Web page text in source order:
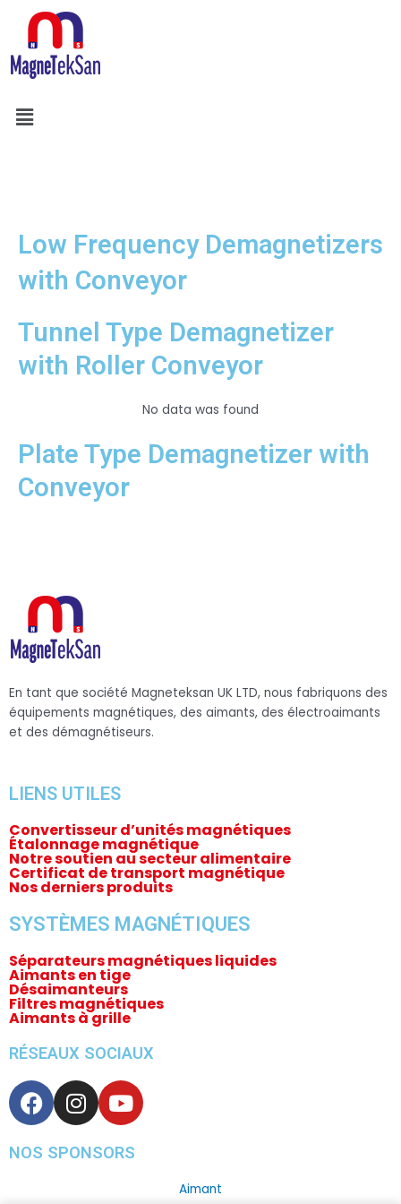
contenu
Menu
Low Frequency Demagnetizers
with Conveyor
Tunnel Type Demagnetizer
with Roller Conveyor
No data was found
Plate Type Demagnetizer with
Conveyor
En tant que société Magneteksan UK LTD, nous fabriquons des
équipements magnétiques, des aimants, des électroaimants
et des démagnétiseurs.
LIENS UTILES
Convertisseur d’unités magnétiques
Étalonnage magnétique
Notre soutien au secteur alimentaire
Certificat de transport magnétique
Nos derniers produits
SYSTÈMES MAGNÉTIQUES
Séparateurs magnétiques liquides
Aimants en tige
Désaimanteurs
Filtres magnétiques
Aimants à grille
RÉSEAUX SOCIAUX
F
a
c
e
I
n
s
t
Y
o
u
t
NOS SPONSORS
Aimant